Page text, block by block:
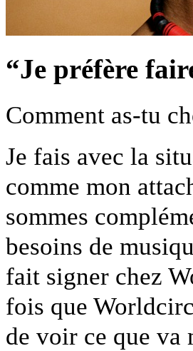
“Je préfère
Comment as-tu
Je fais avec la
comme mon
sommes
besoins de
fait signer chez
fois que
de voir ce que va